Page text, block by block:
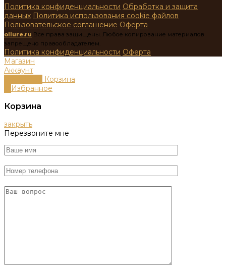
Политика конфиденциальности Обработка и защита
данных Политика использования cookie файлов
Пользовательское соглашение Оферта
ollure.ru Все права защищены. Любое копирование материалов
запрещено правообладателем.
Политика конфиденциальности Оферта
Магазин
Аккаунт
Корзина
Избранное
Корзина
закрыть
Перезвоните мне